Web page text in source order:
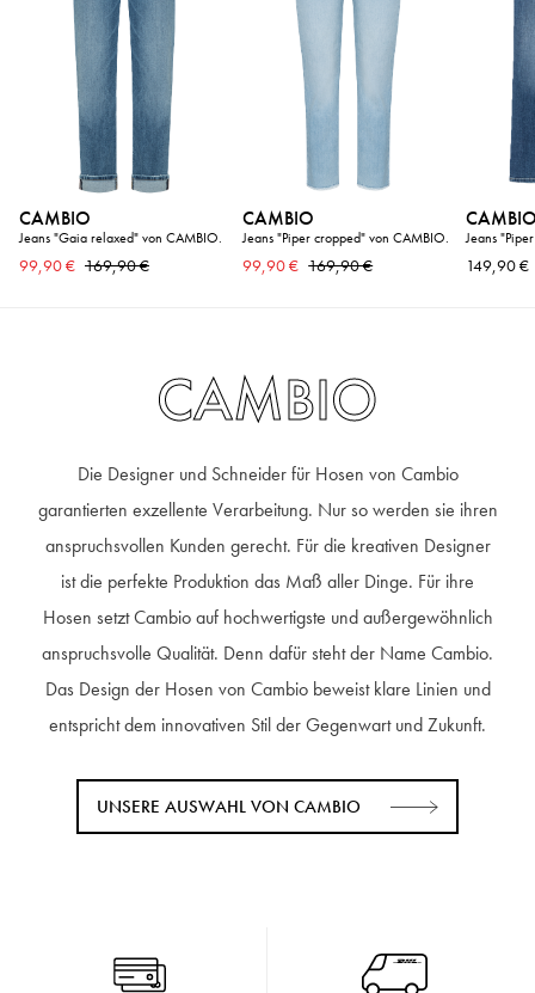
CAMBIO
Jeans "Gaia relaxed" von CAMBIO.
99,90 € 169,90 €
CAMBIO
Jeans "Piper cropped" von CAMBIO.
99,90 € 169,90 €
Jeans
149,90 €
CAMBIO
Die Designer und Schneider für Hosen von Cambio
garantierten exzellente Verarbeitung. Nur so werden sie ihren
anspruchsvollen Kunden gerecht. Für die kreativen Designer
ist die perfekte Produktion das Maß aller Dinge. Für ihre
Hosen setzt Cambio auf hochwertigste und außergewöhnlich
anspruchsvolle Qualität. Denn dafür steht der Name Cambio.
Das Design der Hosen von Cambio beweist klare Linien und
entspricht dem innovativen Stil der Gegenwart und Zukunft.
UNSERE AUSWAHL VON CAMBIO